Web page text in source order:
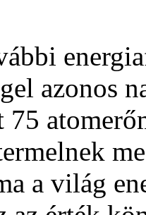
azonos
a világ